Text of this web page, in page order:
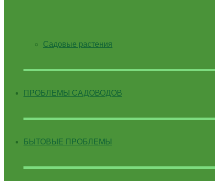
Садовые растения
ПРОБЛЕМЫ САДОВОДОВ
БЫТОВЫЕ ПРОБЛЕМЫ